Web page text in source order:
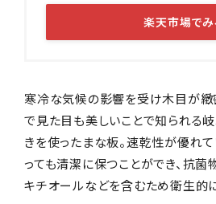
楽天市場でみ
寒冷な気候の影響を受け木目が緻
で見た目も美しいことで知られる
きを使ったまな板。速乾性が優れ
っても清潔に保つことができ、抗菌
キチオールなどを含むため衛生的